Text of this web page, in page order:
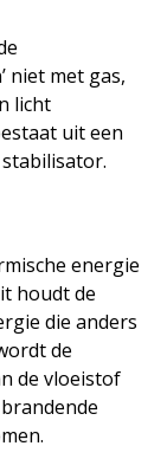
niet met gas,
licht
uit een
energie
houdt de
die anders
de
de vloeistof